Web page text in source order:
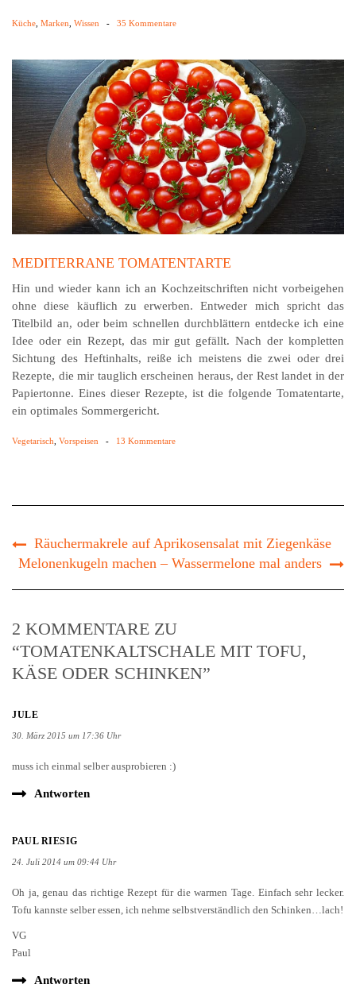
Küche Marken Wissen - 35 Kommentare
MEDITERRANE TOMATENTARTE
Hin und wieder kann ich an Kochzeitschriften nicht vorbeigehen
ohne diese käuflich zu erwerben. Entweder mich spricht das
Titelbild an, oder beim schnellen durchblättern entdecke ich eine
Idee oder ein Rezept, das mir gut gefällt. Nach der kompletten
Sichtung des Heftinhalts, reiße ich meistens die zwei oder drei
Rezepte, die mir tauglich erscheinen heraus, der Rest landet in der
Papiertonne. Eines dieser Rezepte, ist die folgende Tomatentarte,
ein optimales Sommergericht.
Vegetarisch Vorspeisen - 13 Kommentare
Räuchermakrele auf Aprikosensalat mit Ziegenkäse
Melonenkugeln machen – Wassermelone mal anders
2 KOMMENTARE ZU
“TOMATENKALTSCHALE MIT TOFU,
KÄSE ODER SCHINKEN”
JULE
30. März 2015 um 17:36 Uhr
muss ich einmal selber ausprobieren :)
Antworten
PAUL RIESIG
24. Juli 2014 um 09:44 Uhr
Oh ja, genau das richtige Rezept für die warmen Tage. Einfach sehr lecker.
Tofu kannste selber essen, ich nehme selbstverständlich den Schinken…lach!
VG
Paul
Antworten